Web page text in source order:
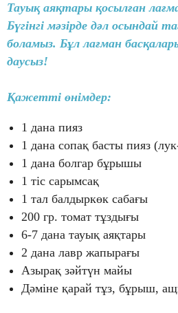
Тауық аяқтары қосылған
Бүгінгі мәзірде дәл осындай
боламыз. Бұл лағман
даусыз!
Қажетті өнімдер:
1 дана пияз
1 дана сопақ басты пияз
1 дана болгар бұрышы
1 тіс сарымсақ
1 тал балдыркөк сабағы
200 гр. томат тұздығы
6-7 дана тауық аяқтары
2 дана лавр жапырағы
Азырақ зәйтүн майы
Дәміне қарай тұз, бұрыш,